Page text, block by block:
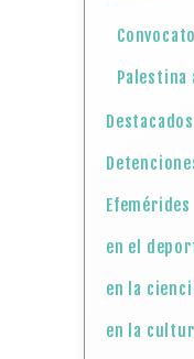
Palestina
Destacados
Efemérides
en el
en la
en la